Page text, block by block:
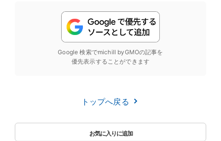
Google 検索でmichill byGMOの記事を
優先表示することができます
トップへ戻る